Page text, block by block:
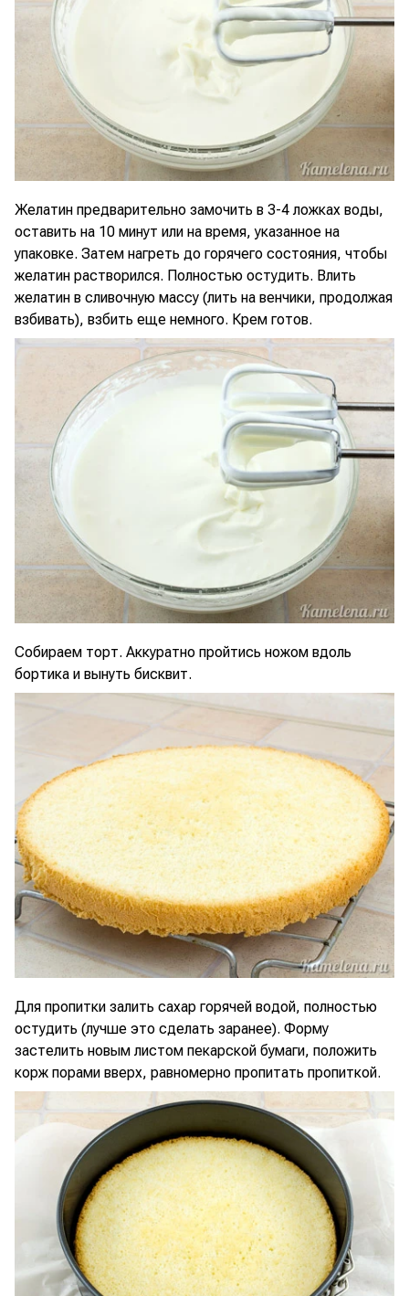
Желатин предварительно замочить в 3-4 ложках воды,
оставить на 10 минут или на время, указанное на
упаковке. Затем нагреть до горячего состояния, чтобы
желатин растворился. Полностью остудить. Влить
желатин в сливочную массу (лить на венчики, продолжая
взбивать), взбить еще немного. Крем готов.
Собираем торт. Аккуратно пройтись ножом вдоль
бортика и вынуть бисквит.
Для пропитки залить сахар горячей водой, полностью
остудить (лучше это сделать заранее). Форму
застелить новым листом пекарской бумаги, положить
корж порами вверх, равномерно пропитать пропиткой.